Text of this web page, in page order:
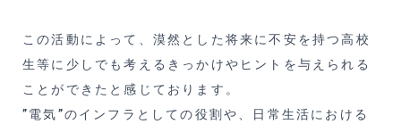
この活動によって、漠然とした将来に不安を持つ高校
生等に少しでも考えるきっかけやヒントを与えられる
ことができたと感じております。
”電気”のインフラとしての役割や、日常生活における